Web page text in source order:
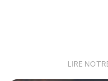
LIRE